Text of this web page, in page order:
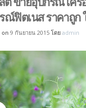
ณ์ฟิตเนส ราคาถูก
on 9 กันยายน 2015 โดย admin
ติดต่อ 086-
เครื่องออกกำลังกา